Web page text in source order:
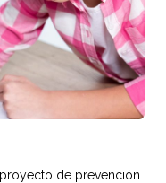
de prevención